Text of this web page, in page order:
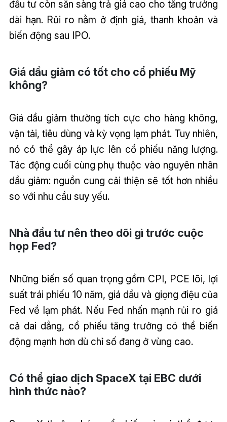
đầu tư còn sẵn sàng trả giá cao cho tăng trưởng
dài hạn. Rủi ro nằm ở định giá, thanh khoản và
biến động sau IPO.
Giá dầu giảm có tốt cho cổ phiếu Mỹ
không?
Giá dầu giảm thường tích cực cho hàng không,
vận tải, tiêu dùng và kỳ vọng lạm phát. Tuy nhiên,
nó có thể gây áp lực lên cổ phiếu năng lượng.
Tác động cuối cùng phụ thuộc vào nguyên nhân
dầu giảm: nguồn cung cải thiện sẽ tốt hơn nhiều
so với nhu cầu suy yếu.
Nhà đầu tư nên theo dõi gì trước cuộc
họp Fed?
Những biến số quan trọng gồm CPI, PCE lõi, lợi
suất trái phiếu 10 năm, giá dầu và giọng điệu của
Fed về lạm phát. Nếu Fed nhấn mạnh rủi ro giá
cả dai dẳng, cổ phiếu tăng trưởng có thể biến
động mạnh hơn dù chỉ số đang ở vùng cao.
Có thể giao dịch SpaceX tại EBC dưới
hình thức nào?